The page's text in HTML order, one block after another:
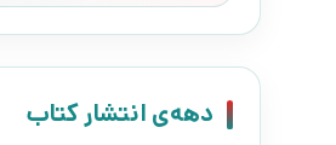
دهه‌ی انتشار کتاب